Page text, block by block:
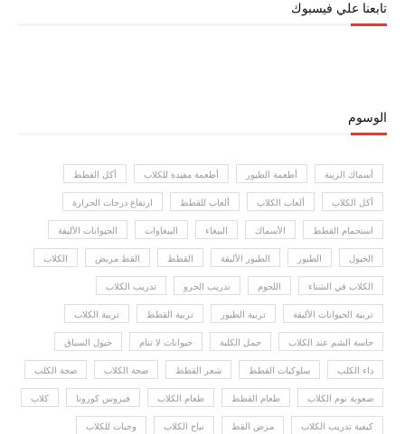
تابعنا علي فيسبوك
الوسوم
أسماك الزينة أطعمة الطيور أطعمة مفيدة للكلاب أكل القطط
أكل الكلاب ألعاب الكلاب ألعاب للقطط ارتفاع درجات الحرارة
استحمام القطط الأسماك الببغاء الببغاوات الحيوانات الأليفة
الخيول الطيور الطيور الأليفة القطط القط مريض الكلاب
الكلاب في الشتاء اللحوم تدريب الجرو تدريب الكلاب
تربية الحيوانات الأليفة تربية الطيور تربية القطط تربية الكلاب
حاسة الشم عند الكلاب حمل الكلبة حيوانات لا تنام خيول السباق
داء الكلب سلوكيات القطط شعر القطط صحة الكلاب صحة الكلب
صعوبة نوم الكلاب طعام القطط طعام الكلاب فيروس كورونا كلاب
كيفية تدريب الكلاب مرض القط نباح الكلاب وجبات للكلاب